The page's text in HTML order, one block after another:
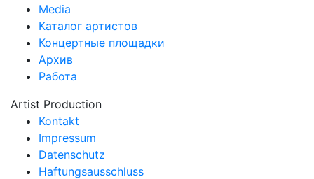
Media
Каталог артистов
Концертные площадки
Архив
Работа
Artist Production
Kontakt
Impressum
Datenschutz
Haftungsausschluss